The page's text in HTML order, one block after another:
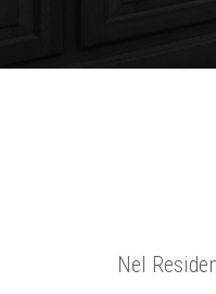
Nel